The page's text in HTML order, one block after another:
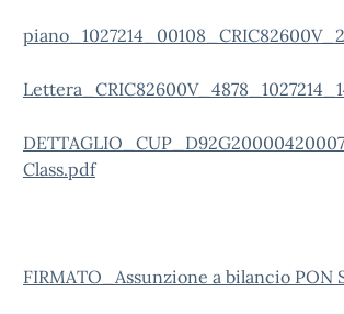
Class.pdf
FIRMATO_Assunzione a bilancio PON